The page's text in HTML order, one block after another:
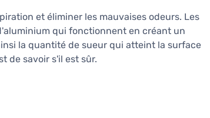
et éliminer les mauvaises odeurs. Les
qui fonctionnent en créant un
la quantité de sueur qui atteint la surface
de savoir s'il est sûr.